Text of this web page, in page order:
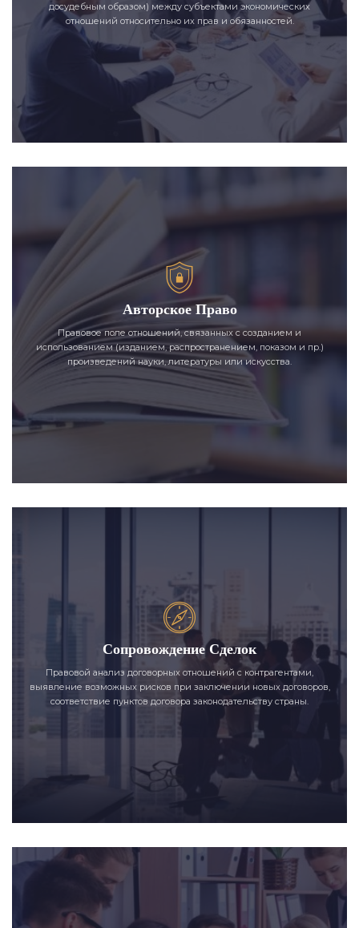
досудебным образом) между субъектами экономических
отношений относительно их прав и обязанностей.
Авторское Право
Правовое поле отношений, связанных с созданием и
использованием (изданием, распространением, показом и пр.)
произведений науки, литературы или искусства.
Сопровождение Сделок
Правовой анализ договорных отношений с контрагентами,
выявление возможных рисков при заключении новых договоров,
соответствие пунктов договора законодательству страны.